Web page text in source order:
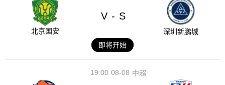
北京国安
V - S
深圳新鹏城
即将开始
08-08
19:00 中超